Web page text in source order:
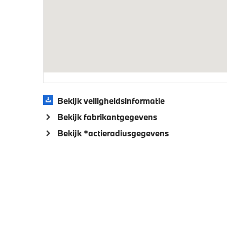
Elektronisch Stabiliteits Programma
Bekijk veiligheidsinformatie
Bekijk fabrikantgegevens
Bekijk *actieradiusgegevens